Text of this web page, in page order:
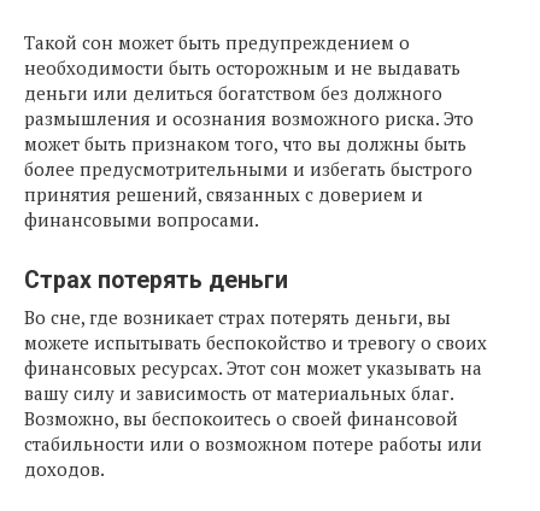
Такой сон может быть предупреждением о
необходимости быть осторожным и не выдавать
деньги или делиться богатством без должного
размышления и осознания возможного риска. Это
может быть признаком того, что вы должны быть
более предусмотрительными и избегать быстрого
принятия решений, связанных с доверием и
финансовыми вопросами.
Страх потерять деньги
Во сне, где возникает страх потерять деньги, вы
можете испытывать беспокойство и тревогу о своих
финансовых ресурсах. Этот сон может указывать на
вашу силу и зависимость от материальных благ.
Возможно, вы беспокоитесь о своей финансовой
стабильности или о возможном потере работы или
доходов.